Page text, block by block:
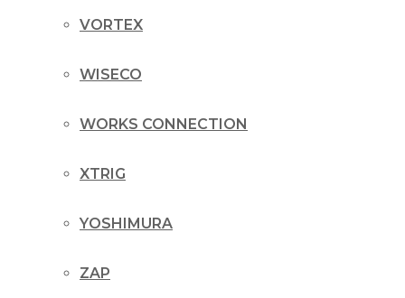
VORTEX
WISECO
WORKS CONNECTION
XTRIG
YOSHIMURA
ZAP